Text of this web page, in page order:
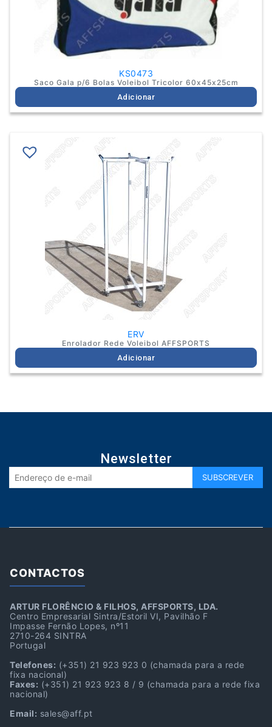
KS0473
Saco Gala p/6 Bolas Voleibol Tricolor 60x45x25cm
Adicionar
ERV
Enrolador Rede Voleibol AFFSPORTS
Adicionar
Newsletter
CONTACTOS
ARTUR FLORÊNCIO & FILHOS, AFFSPORTS, LDA.
Centro Empresarial Sintra/Estoril VI, Pavilhão F
Impasse Fernão Lopes, nº11
2710-264 SINTRA
Portugal
Telefones: (+351) 21 923 923 0 (chamada para a rede
fixa nacional)
Faxes: (+351) 21 923 923 8 / 9 (chamada para a rede fixa
nacional)
Email: sales@aff.pt